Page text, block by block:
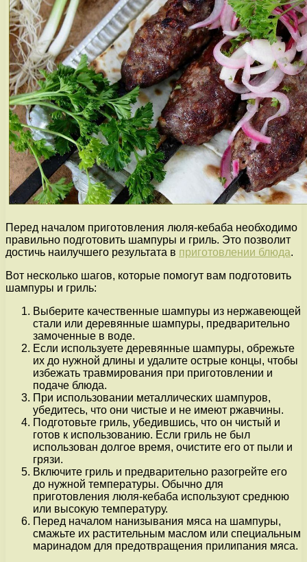
Перед началом приготовления люля-кебаба необходимо
правильно подготовить шампуры и гриль. Это позволит
достичь наилучшего результата в приготовлении блюда.
Вот несколько шагов, которые помогут вам подготовить
шампуры и гриль:
Выберите качественные шампуры из нержавеющей
стали или деревянные шампуры, предварительно
замоченные в воде.
Если используете деревянные шампуры, обрежьте
их до нужной длины и удалите острые концы, чтобы
избежать травмирования при приготовлении и
подаче блюда.
При использовании металлических шампуров,
убедитесь, что они чистые и не имеют ржавчины.
Подготовьте гриль, убедившись, что он чистый и
готов к использованию. Если гриль не был
использован долгое время, очистите его от пыли и
грязи.
Включите гриль и предварительно разогрейте его
до нужной температуры. Обычно для
приготовления люля-кебаба используют среднюю
или высокую температуру.
Перед началом нанизывания мяса на шампуры,
смажьте их растительным маслом или специальным
маринадом для предотвращения прилипания мяса.